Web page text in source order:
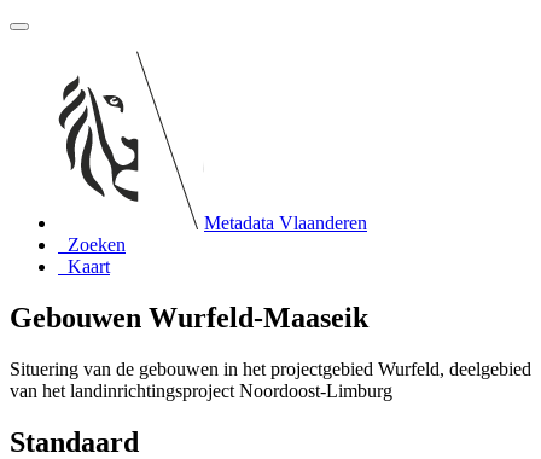
Metadata Vlaanderen
Zoeken
Kaart
Gebouwen Wurfeld-Maaseik
Situering van de gebouwen in het projectgebied Wurfeld, deelgebied
van het landinrichtingsproject Noordoost-Limburg
Standaard